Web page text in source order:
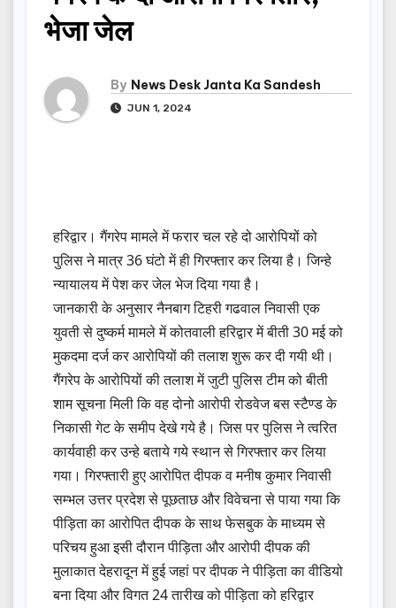
भेजा जेल
By News Desk Janta Ka Sandesh
JUN 1, 2024
हरिद्वार। गैंगरेप मामले में फरार चल रहे दो आरोपियों को
पुलिस ने मात्र 36 घंटो में ही गिरफ्तार कर लिया है। जिन्हे
न्यायालय में पेश कर जेल भेज दिया गया है।
जानकारी के अनुसार नैनबाग टिहरी गढवाल निवासी एक
युवती से दुष्कर्म मामले में कोतवाली हरिद्वार में बीती 30 मई को
मुकदमा दर्ज कर आरोपियों की तलाश शुरू कर दी गयी थी।
गैंगरेप के आरोपियों की तलाश में जुटी पुलिस टीम को बीती
शाम सूचना मिली कि वह दोनो आरोपी रोडवेज बस स्टैण्ड के
निकासी गेट के समीप देखे गये है। जिस पर पुलिस ने त्वरित
कार्यवाही कर उन्हे बताये गये स्थान से गिरफ्तार कर लिया
गया। गिरफ्तारी हुए आरोपित दीपक व मनीष कुमार निवासी
सम्भल उत्तर प्रदेश से पूछताछ और विवेचना से पाया गया कि
पीड़िता का आरोपित दीपक के साथ फेसबुक के माध्यम से
परिचय हुआ इसी दौरान पीड़िता और आरोपी दीपक की
मुलाकात देहरादून में हुई जहां पर दीपक ने पीड़िता का वीडियो
बना दिया और विगत 24 तारीख को पीड़िता को हरिद्वार